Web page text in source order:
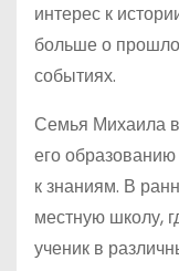
интерес к
больше о
событиях.
Семья Михаила
его
к знаниям. В
местную школу,
ученик в